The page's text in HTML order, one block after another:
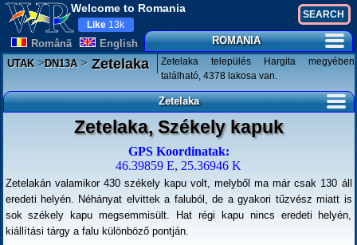
Welcome to Romania
Românã English
Like 13k
ROMANIA
UTAK>DN13A>Zetelaka
Zetelaka település Hargita megyében
található, 4378 lakosa van.
Zetelaka
Zetelaka, Székely kapuk
GPS Koordinatak:
46.39859 E, 25.36946 K
Zetelakán valamikor 430 székely kapu volt, melyből ma már csak 130 áll
eredeti helyén. Néhányat elvittek a faluból, de a gyakori tűzvész miatt is
sok székely kapu megsemmisült. Hat régi kapu nincs eredeti helyén,
kiállítási tárgy a falu különböző pontján.